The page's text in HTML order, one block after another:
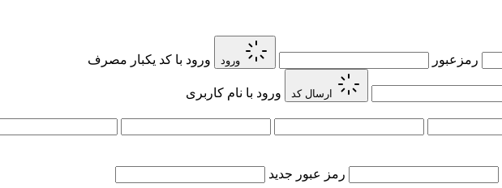
رمزعبور ورود ورود با کد یکبار مصرف
ارسال کد ورود با نام کاربری
رمز عبور جدید